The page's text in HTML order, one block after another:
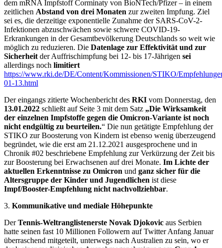
dem mRNA Impfstoff Corminaty von BioNTech/Pfizer – in einem
zeitlichen Abstand von drei Monaten zur zweiten Impfung. Ziel
sei es, die derzeitige exponentielle Zunahme der SARS-CoV-2-
Infektionen abzuschwächen sowie schwere COVID-19-
Erkrankungen in der Gesamtbevölkerung Deutschlands so weit wie
möglich zu reduzieren. Die Datenlage zur Effektivität und zur
Sicherheit der Auffrischimpfung bei 12- bis 17-Jährigen sei
allerdings noch limitiert
https://www.rki.de/DE/Content/Kommissionen/STIKO/
01-13.html
Der eingangs zitierte Wochenbericht des RKI vom Donnerstag, den
13.01.2022 schließt auf Seite 3 mit dem Satz „Die Wirksamkeit
der einzelnen Impfstoffe gegen die Omicron-Variante ist noch
nicht endgültig zu beurteilen.“ Die nun getätigte Empfehlung der
STIKO zur Boosterung von Kindern ist ebenso wenig überzeugend
begründet, wie die erst am 21.12.2021 ausgesprochene und in
Chronik #02 beschriebene Empfehlung zur Verkürzung der Zeit bis
zur Boosterung bei Erwachsenen auf drei Monate. Im Lichte der
aktuellen Erkenntnisse zu Omicron und ganz sicher für die
Altersgruppe der Kinder und Jugendlichen ist diese
Impf/Booster-Empfehlung nicht nachvollziehbar.
3. Kommunikative und mediale Höhepunkte
DerTennis-Weltranglistenerste Novak Djokovic aus Serbien
hatte seinen fast 10 Millionen Followern auf Twitter Anfang Januar
überraschend mitgeteilt, unterwegs nach Australien zu sein, wo er